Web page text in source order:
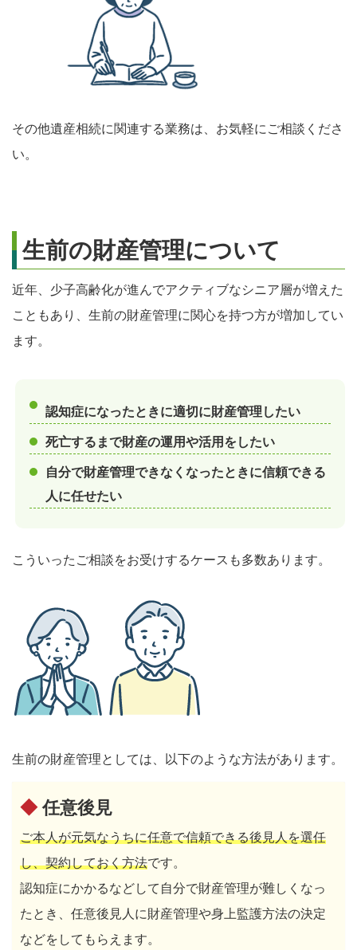
その他遺産相続に関連する業務は、お気軽にご相談くださ
い。
生前の財産管理について
近年、少子高齢化が進んでアクティブなシニア層が増えた
こともあり、生前の財産管理に関心を持つ方が増加してい
ます。
認知症になったときに適切に財産管理したい
死亡するまで財産の運用や活用をしたい
自分で財産管理できなくなったときに信頼できる
人に任せたい
こういったご相談をお受けするケースも多数あります。
生前の財産管理としては、以下のような方法があります。
◆任意後見
ご本人が元気なうちに任意で信頼できる後見人を選任
し、契約しておく方法です。
認知症にかかるなどして自分で財産管理が難しくなっ
たとき、任意後見人に財産管理や身上監護方法の決定
などをしてもらえます。